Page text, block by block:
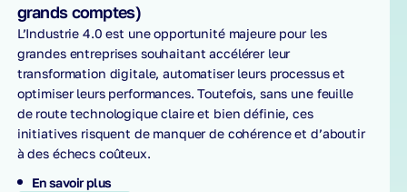
grands comptes)
L’Industrie 4.0 est une opportunité majeure pour les
grandes entreprises souhaitant accélérer leur
transformation digitale, automatiser leurs processus et
optimiser leurs performances. Toutefois, sans une feuille
de route technologique claire et bien définie, ces
initiatives risquent de manquer de cohérence et d’aboutir
à des échecs coûteux.
En savoir plus